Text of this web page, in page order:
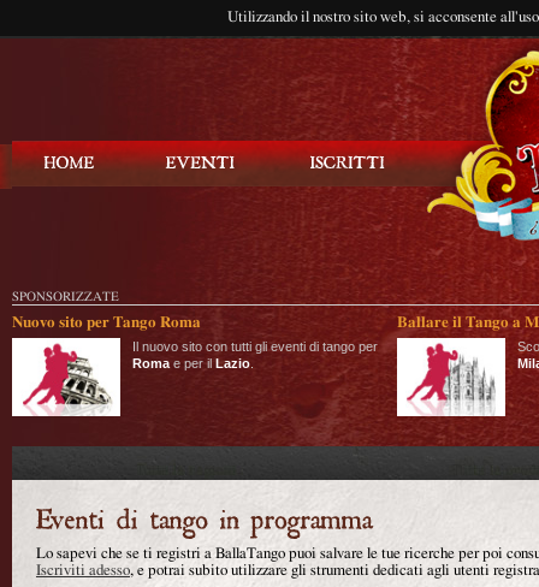
Utilizzando il nostro sito web, si acconsente
SPONSORIZZATE
Nuovo sito per Tango Roma
Il nuovo sito con tutti gli eventi di tango per
Roma e per il Lazio
Ballare il Tango a
Lo sapevi che se ti registri a BallaTango puoi salvare le tue ricerche per poi
Iscriviti adesso, e potrai subito utilizzare gli strumenti dedicati agli utenti